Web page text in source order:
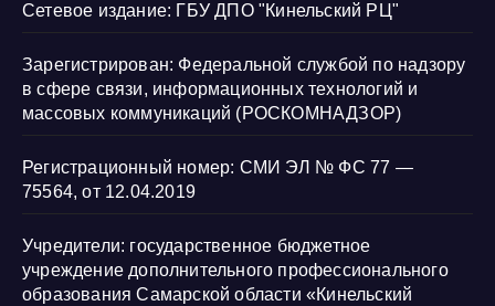
Сетевое издание: ГБУ ДПО "Кинельский РЦ"
Зарегистрирован: Федеральной службой по надзору
в сфере связи, информационных технологий и
массовых коммуникаций (РОСКОМНАДЗОР)
Регистрационный номер: СМИ ЭЛ № ФС 77 —
75564, от 12.04.2019
Учредители: государственное бюджетное
учреждение дополнительного профессионального
образования Самарской области «Кинельский